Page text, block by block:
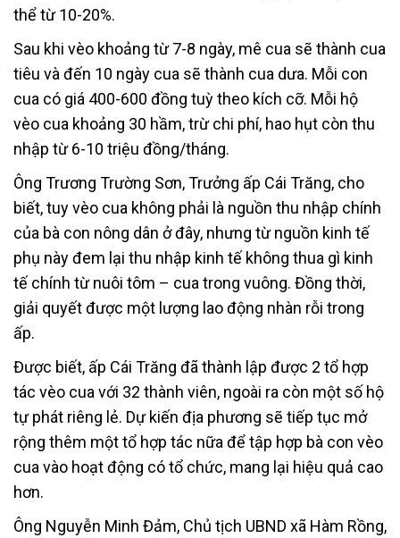
thể từ 10-20%.
Sau khi vèo khoảng từ 7-8 ngày, mê cua sẽ thành cua
tiêu và đến 10 ngày cua sẽ thành cua dưa. Mỗi con
cua có giá 400-600 đồng tuỳ theo kích cỡ. Mỗi hộ
vèo cua khoảng 30 hầm, trừ chi phí, hao hụt còn thu
nhập từ 6-10 triệu đồng/tháng.
Ông Trương Trường Sơn, Trưởng ấp Cái Trăng, cho
biết, tuy vèo cua không phải là nguồn thu nhập chính
của bà con nông dân ở đây, nhưng từ nguồn kinh tế
phụ này đem lại thu nhập kinh tế không thua gì kinh
tế chính từ nuôi tôm – cua trong vuông. Đồng thời,
giải quyết được một lượng lao động nhàn rỗi trong
ấp.
Được biết, ấp Cái Trăng đã thành lập được 2 tổ hợp
tác vèo cua với 32 thành viên, ngoài ra còn một số hộ
tự phát riêng lẻ. Dự kiến địa phương sẽ tiếp tục mở
rộng thêm một tổ hợp tác nữa để tập hợp bà con vèo
cua vào hoạt động có tổ chức, mang lại hiệu quả cao
hơn.
Ông Nguyễn Minh Đảm, Chủ tịch UBND xã Hàm Rồng,